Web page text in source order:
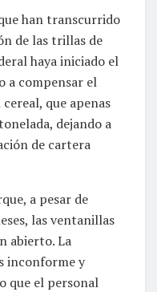
han transcurrido
de las trillas de
haya iniciado el
a compensar el
que apenas
dejando a
de cartera
a pesar de
las ventanillas
abierto. La
inconforme y
que el personal